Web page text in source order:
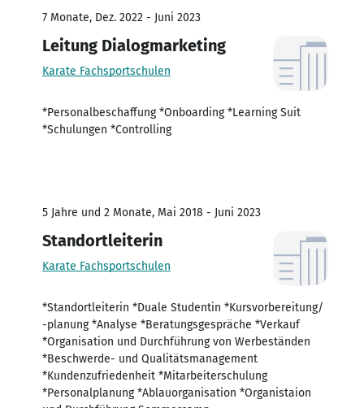
7 Monate, Dez. 2022 - Juni 2023
Leitung Dialogmarketing
Karate Fachsportschulen
*Personalbeschaffung *Onboarding *Learning Suit
*Schulungen *Controlling
5 Jahre und 2 Monate, Mai 2018 - Juni 2023
Standortleiterin
Karate Fachsportschulen
*Standortleiterin *Duale Studentin *Kursvorbereitung/
-planung *Analyse *Beratungsgespräche *Verkauf
*Organisation und Durchführung von Werbeständen
*Beschwerde- und Qualitätsmanagement
*Kundenzufriedenheit *Mitarbeiterschulung
*Personalplanung *Ablauorganisation *Organistaion